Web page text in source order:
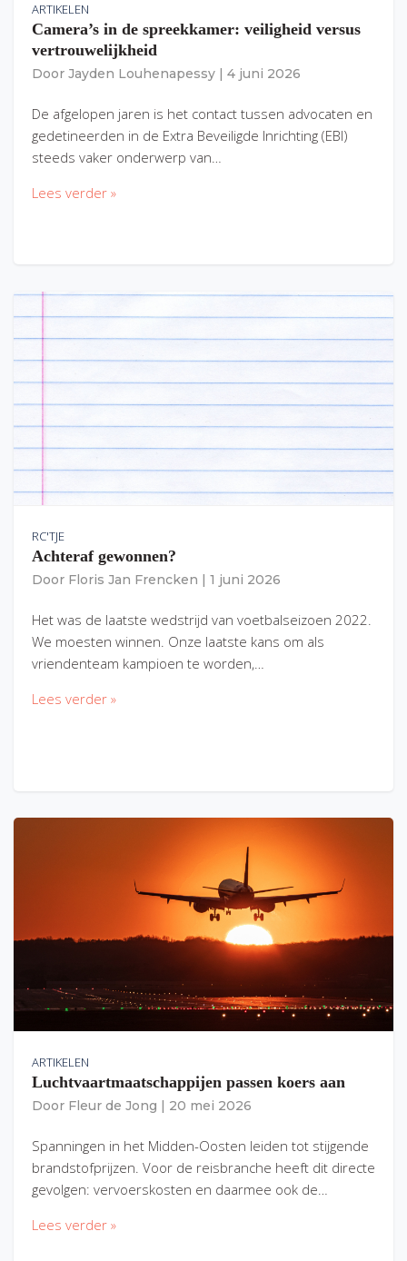
ARTIKELEN
Camera’s in de spreekkamer: veiligheid versus
vertrouwelijkheid
Door Jayden Louhenapessy 4 juni 2026
De afgelopen jaren is het contact tussen advocaten en
gedetineerden in de Extra Beveiligde Inrichting (EBI)
steeds vaker onderwerp van…
Lees verder »
RC'TJE
Achteraf gewonnen?
Door Floris Jan Frencken 1 juni 2026
Het was de laatste wedstrijd van voetbalseizoen 2022.
We moesten winnen. Onze laatste kans om als
vriendenteam kampioen te worden,…
Lees verder »
ARTIKELEN
Luchtvaartmaatschappijen passen koers aan
Door Fleur de Jong 20 mei 2026
Spanningen in het Midden-Oosten leiden tot stijgende
brandstofprijzen. Voor de reisbranche heeft dit directe
gevolgen: vervoerskosten en daarmee ook de…
Lees verder »